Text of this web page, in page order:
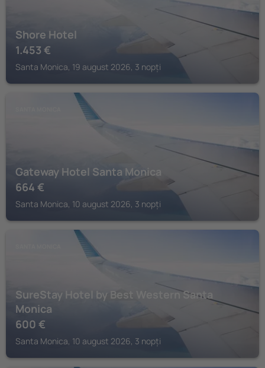
Shore Hotel
1.453 €
Santa Monica, 19 august 2026, 3 nopți
Gateway Hotel Santa Monica
664 €
Santa Monica, 10 august 2026, 3 nopți
SureStay Hotel by Best Western Santa
Monica
600 €
Santa Monica, 10 august 2026, 3 nopți